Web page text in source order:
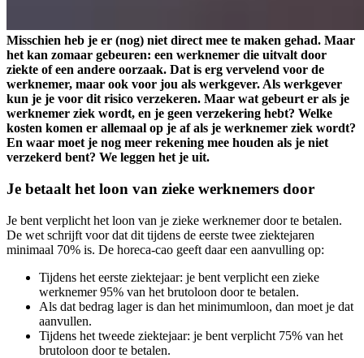
Misschien heb je er (nog) niet direct mee te maken gehad. Maar
het kan zomaar gebeuren: een werknemer die uitvalt door
ziekte of een andere oorzaak. Dat is erg vervelend voor de
werknemer, maar ook voor jou als werkgever. Als werkgever
kun je je voor dit risico verzekeren. Maar wat gebeurt er als je
werknemer ziek wordt, en je geen verzekering hebt? Welke
kosten komen er allemaal op je af als je werknemer ziek wordt?
En waar moet je nog meer rekening mee houden als je niet
verzekerd bent? We leggen het je uit.
Je betaalt het loon van zieke werknemers door
Je bent verplicht het loon van je zieke werknemer door te betalen.
De wet schrijft voor dat dit tijdens de eerste twee ziektejaren
minimaal 70% is. De horeca-cao geeft daar een aanvulling op:
Tijdens het eerste ziektejaar: je bent verplicht een zieke
werknemer 95% van het brutoloon door te betalen.
Als dat bedrag lager is dan het minimumloon, dan moet je dat
aanvullen.
Tijdens het tweede ziektejaar: je bent verplicht 75% van het
brutoloon door te betalen.